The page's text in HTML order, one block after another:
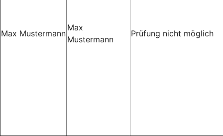
Max Mustermann
Max
Mustermann
Prüfung nicht möglich